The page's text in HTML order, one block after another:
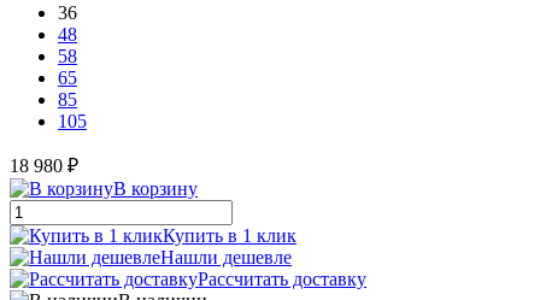
36
48
58
65
85
105
18 980 ₽
В корзину
Купить в 1 клик
Нашли дешевле
Рассчитать доставку